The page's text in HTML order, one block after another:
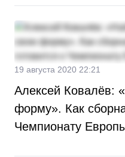
19 августа 2020 22:21
Алексей Ковалёв:
форму». Как
Чемпионату